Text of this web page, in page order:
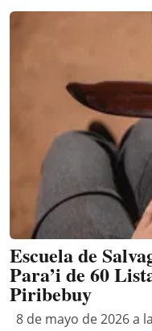
Escuela de
Para’i de 60
Piribebuy
8 de mayo de 2026 a